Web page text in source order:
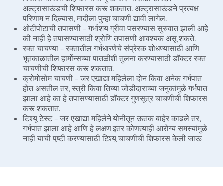
अल्ट्रासाऊंडची शिफारस करू शकतात. अल्ट्रासाऊंडने प्रत्यक्ष
परिणाम न दिल्यास, मादीला पुन्हा चाचणी द्यावी लागेल.
ओटीपोटाची तपासणी – गर्भाशय ग्रीवा पसरण्यास सुरुवात झाली आहे
की नाही हे तपासण्यासाठी श्रोणि तपासणी आवश्यक असू शकते.
रक्त चाचण्या – रक्तातील गर्भधारणेचे संप्रेरक शोधण्यासाठी आणि
भूतकाळातील हार्मोन्सच्या पातळीशी तुलना करण्यासाठी डॉक्टर रक्त
चाचणीची शिफारस करू शकतात.
क्रोमोसोम चाचणी – जर एखाद्या महिलेला दोन किंवा अनेक गर्भपात
होत असतील तर, स्त्री किंवा तिच्या जोडीदाराच्या जनुकांमुळे गर्भपात
झाला आहे का हे तपासण्यासाठी डॉक्टर गुणसूत्र चाचणीची शिफारस
करू शकतात.
टिश्यू टेस्ट – जर एखाद्या महिलेने योनीतून ऊतक बाहेर काढले तर,
गर्भपात झाला आहे आणि हे लक्षण इतर कोणत्याही आरोग्य समस्यांमुळे
नाही याची पुष्टी करण्यासाठी टिश्यू चाचणीची शिफारस केली जाऊ